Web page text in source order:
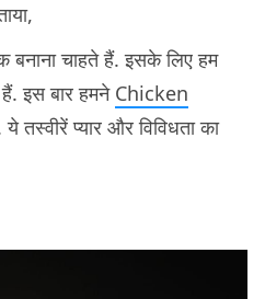
बनाना चाहते हैं. इसके लिए हम
इस बार हमने Chicken
तस्वीरें प्यार और विविधता का